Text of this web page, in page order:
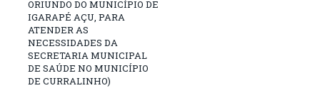
ORIUNDO DO MUNICÍPIO DE
IGARAPÉ AÇU, PARA
ATENDER AS
NECESSIDADES DA
SECRETARIA MUNICIPAL
DE SAÚDE NO MUNICÍPIO
DE CURRALINHO)